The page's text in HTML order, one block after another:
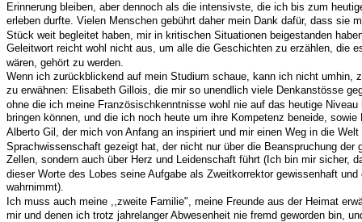
Erinnerung bleiben, aber dennoch als die intensivste, die ich bis zum
erleben durfte. Vielen Menschen gebührt daher mein Dank dafür, dass sie
Stück weit begleitet haben, mir in kritischen Situationen beigestanden
Geleitwort reicht wohl nicht aus, um alle die Geschichten zu erzählen, die
wären, gehört zu werden.
Wenn ich zurückblickend auf mein Studium schaue, kann ich nicht umhin,
zu erwähnen: Elisabeth Gillois, die mir so unendlich viele Denkanstösse
ohne die ich meine Französischkenntnisse wohl nie auf das heutige Niveau
bringen können, und die ich noch heute um ihre Kompetenz beneide, sowie
Alberto Gil, der mich von Anfang an inspiriert und mir einen Weg in die Welt
Sprachwissenschaft gezeigt hat, der nicht nur über die Beanspruchung der
Zellen, sondern auch über Herz und Leidenschaft führt (Ich bin mir sicher,
dieser Worte des Lobes seine Aufgabe als Zweitkorrektor gewissenhaft und
wahrnimmt).
Ich muss auch meine ,,zweite Familie", meine Freunde aus der Heimat
mir und denen ich trotz jahrelanger Abwesenheit nie fremd geworden bin,